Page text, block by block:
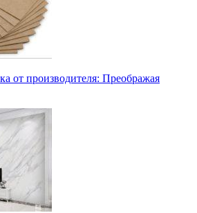
от производителя: Преображая